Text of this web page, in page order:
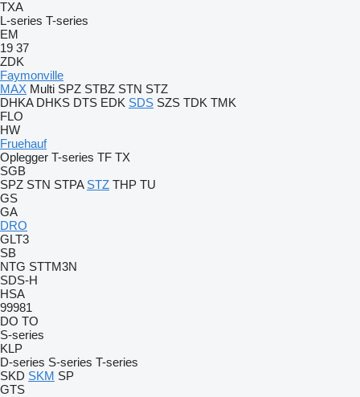
TXA
L-series T-series
EM
19 37
ZDK
Faymonville
MAX Multi SPZ STBZ STN STZ
DHKA DHKS DTS EDK SDS SZS TDK TMK
FLO
HW
Fruehauf
Oplegger T-series TF TX
SGB
SPZ STN STPA STZ THP TU
GS
GA
DRO
GLT3
SB
NTG STTM3N
SDS-H
HSA
99981
DO TO
S-series
KLP
D-series S-series T-series
SKD SKM SP
GTS